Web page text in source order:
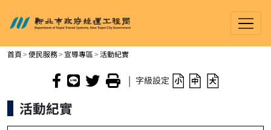
進入內容區塊
新北市政府捷運工程局
首頁 便民服務 宣導專區 活動紀實
| 字級設定
活動紀實